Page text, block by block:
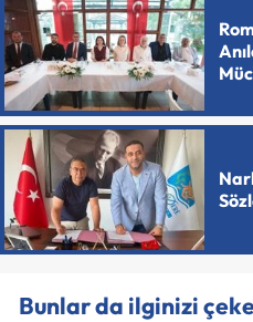
Bunlar da ilginizi